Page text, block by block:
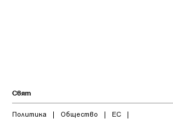
Свят
Политика | Общество | ЕС |